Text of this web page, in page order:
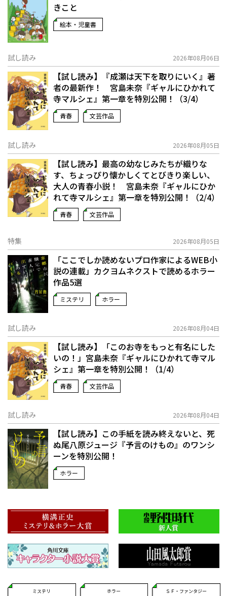
きこと
絵本・児童書
試し読み 2026年08月06日
【試し読み】『成瀬は天下を取りにいく』著
者の最新作！ 宮島未奈『ギャルにひかれて
寺マルシェ』第一章を特別公開！（3/4）
青春 文芸作品
試し読み 2026年08月05日
【試し読み】最高の幼なじみたちが織りな
す、ちょっぴり懐かしくてとびきり楽しい、
大人の青春小説！ 宮島未奈『ギャルにひか
れて寺マルシェ』第一章を特別公開！（2/4）
青春 文芸作品
特集 2026年08月05日
「ここでしか読めないプロ作家によるWEB小
説の連載」――カクヨムネクストで読めるホラー
作品5選
ミステリ ホラー
試し読み 2026年08月04日
【試し読み】「このお寺をもっと有名にした
いの！」宮島未奈『ギャルにひかれて寺マル
シェ』第一章を特別公開！（1/4）
青春 文芸作品
試し読み 2026年08月04日
【試し読み】この手紙を読み終えないと、死
ぬ――尾八原ジュージ『予言のけもの』のワンシ
ーンを特別公開！
ホラー
ミステリ ホラー ＳＦ・ファンタジー